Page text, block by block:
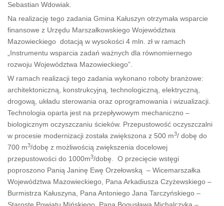
Sebastian Wdowiak.
Na realizację tego zadania Gmina Kałuszyn otrzymała wsparcie
finansowe z Urzędu Marszałkowskiego Województwa
Mazowieckiego dotacją w wysokości 4 mln. zł w ramach
„Instrumentu wsparcia zadań ważnych dla równomiernego
rozwoju Województwa Mazowieckiego”.
W ramach realizacji tego zadania wykonano roboty branżowe:
architektoniczną, konstrukcyjną, technologiczną, elektryczną,
drogową, układu sterowania oraz oprogramowania i wizualizacji.
Technologia oparta jest na przepływowym mechaniczno –
biologicznym oczyszczaniu ścieków. Przepustowość oczyszczalni
w procesie modernizacji została zwiększona z 500 m3/ dobę do
700 m3/dobę z możliwością zwiększenia docelowej
przepustowości do 1000m3/dobę. O przecięcie wstęgi
poproszono Panią Janinę Ewę Orzełowską – Wicemarszałka
Województwa Mazowieckiego, Pana Arkadiusza Czyżewskiego –
Burmistrza Kałuszyna, Pana Antoniego Jana Tarczyńskiego –